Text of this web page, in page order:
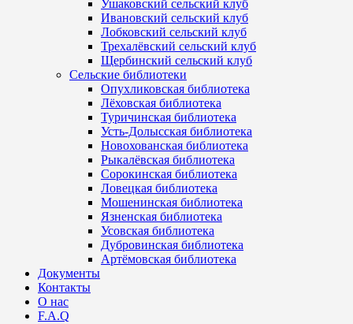
Ушаковский сельский клуб
Ивановский сельский клуб
Лобковский сельский клуб
Трехалёвский сельский клуб
Щербинский сельский клуб
Сельские библиотеки
Опухликовская библиотека
Лёховская библиотека
Туричинская библиотека
Усть-Долысская библиотека
Новохованская библиотека
Рыкалёвская библиотека
Сорокинская библиотека
Ловецкая библиотека
Мошенинская библиотека
Язненская библиотека
Усовская библиотека
Дубровинская библиотека
Артёмовская библиотека
Документы
Контакты
О нас
F.A.Q